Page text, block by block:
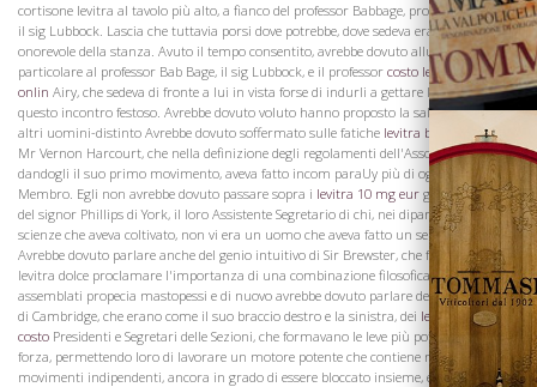
cortisone levitra al tavolo più alto, a fianco del professor Babbage, professore Airy, e
il sig Lubbock. Lascia che tuttavia porsi dove potrebbe, dove sedeva era la parte
onorevole della stanza. Avuto il tempo consentito, avrebbe dovuto alluso più in
particolare al professor Bab Bage, il sig Lubbock, e il professor costo levitra 10 mg
onlin Airy, che sedeva di fronte a lui in vista forse di indurli a gettare la loro luce su
questo incontro festoso. Avrebbe dovuto voluto hanno proposto la salute di molti
altri uomini-distinto Avrebbe dovuto soffermato sulle fatiche levitra basf 10 mgdi
Mr Vernon Harcourt, che nella definizione degli regolamenti dell'Associazione e
dandogli il suo primo movimento, aveva fatto incom paraUy più di ogni altro
Membro. Egli non avrebbe dovuto passare sopra i levitra 10 mg eur grandi meriti
del signor Phillips di York, il loro Assistente Segretario di chi, nei dipartimenti di
scienze che aveva coltivato, non vi era un uomo che aveva fatto un servizio migliore.
Avrebbe dovuto parlare anche del genio intuitivo di Sir Brewster, che fu il primo a
levitra dolce proclamare l'importanza di una combinazione filosofica così
assemblati propecia mastopessi e di nuovo avrebbe dovuto parlare dei due segretari
di Cambridge, che erano come il suo braccio destro e la sinistra, dei levitra 10 mg
costo Presidenti e Segretari delle Sezioni, che formavano le leve più potenti della loro
forza, permettendo loro di lavorare un motore potente che contiene molti
movimenti indipendenti, ancora in grado di essere bloccato insieme, e di produrre,